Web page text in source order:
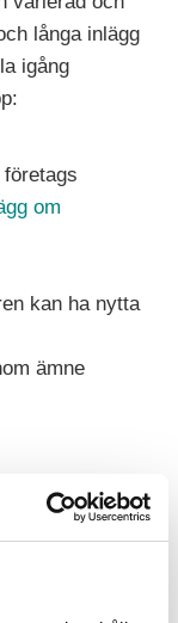
långa inlägg
igång
om
kan ha nytta
ämne
texter.
på